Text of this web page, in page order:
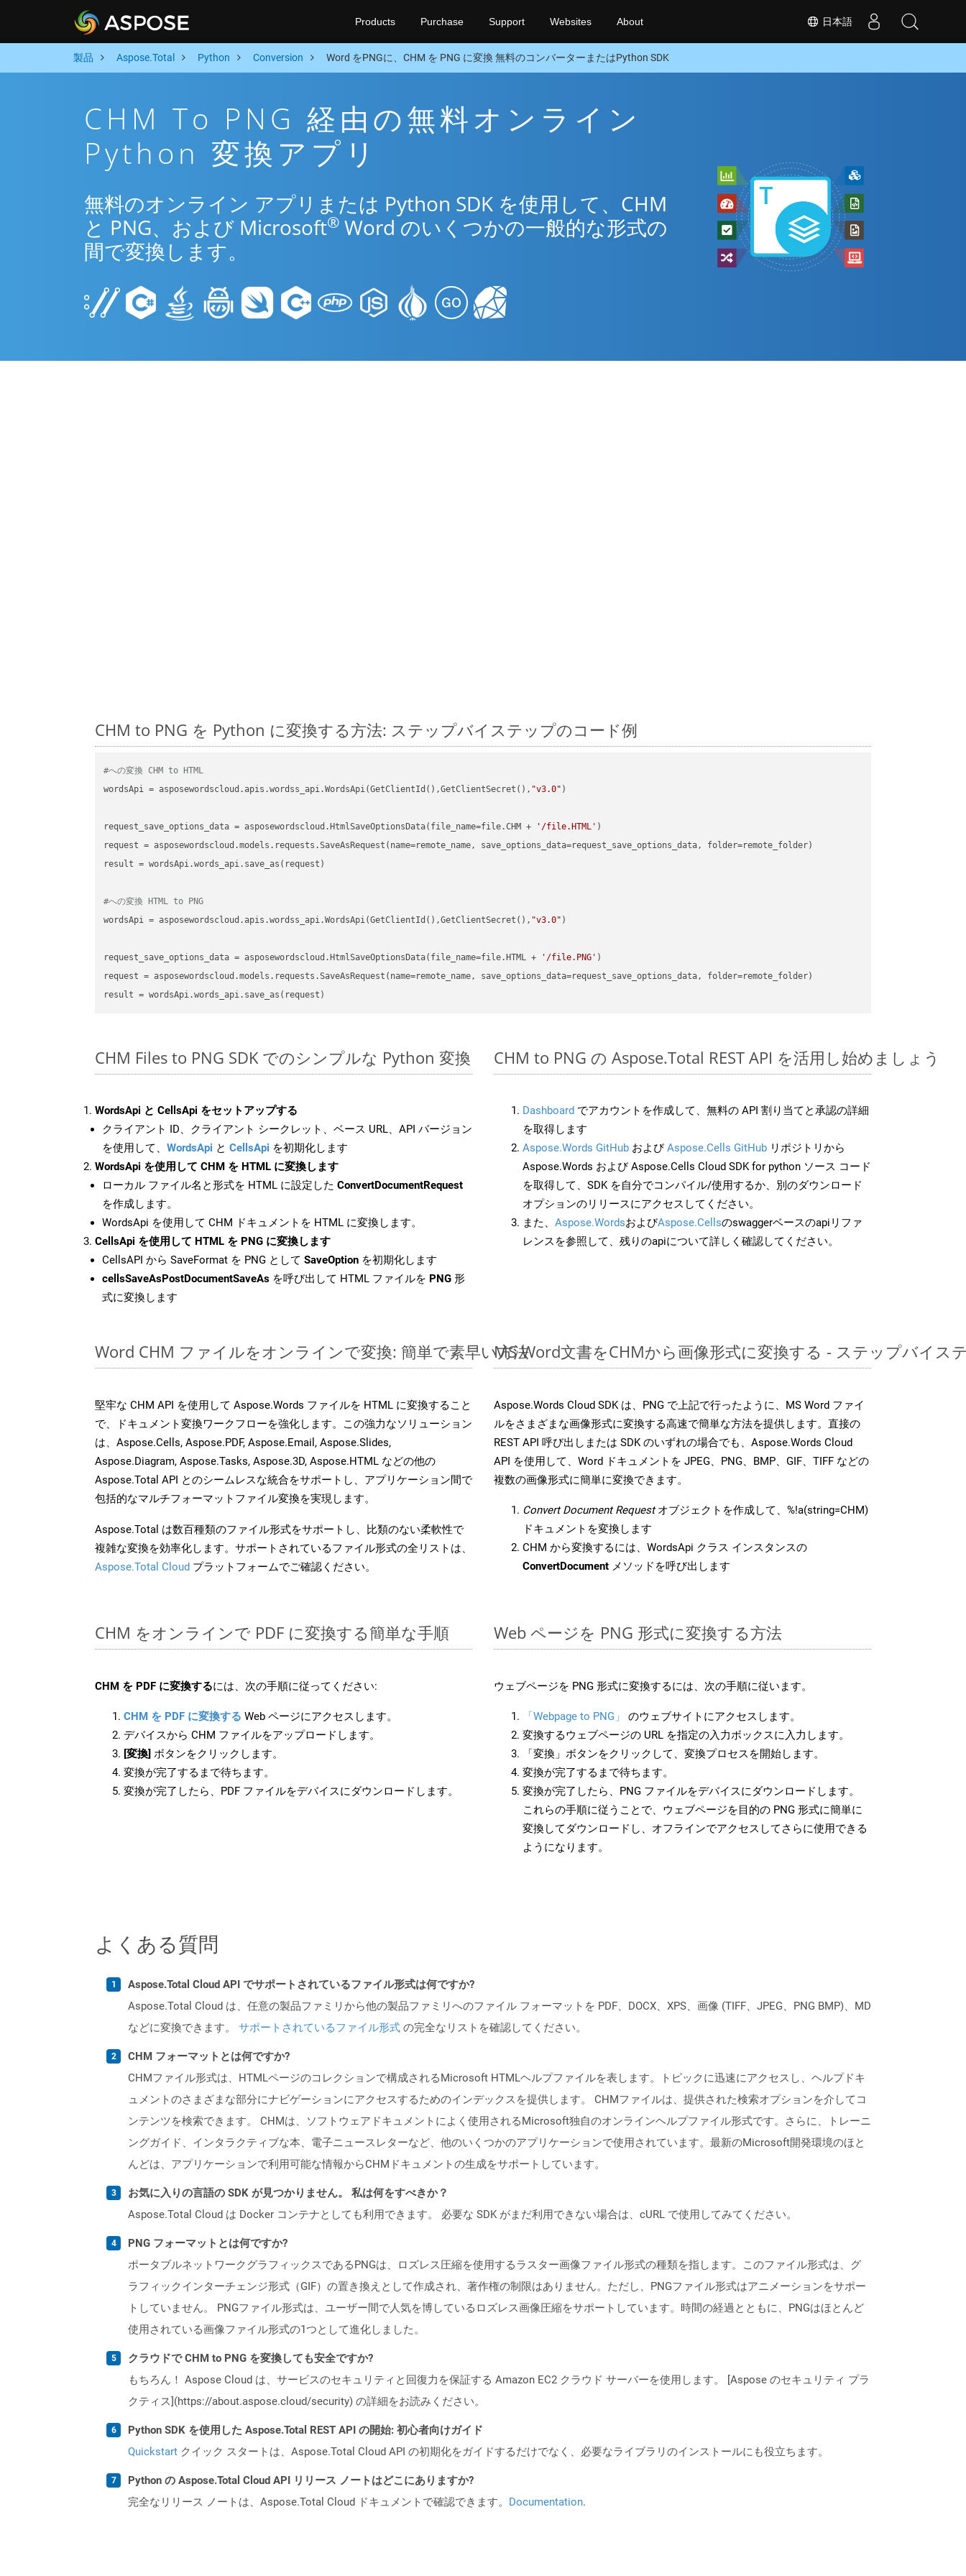
日本語
Products Purchase Support Websites About
製品 Aspose.Total Python Conversion Word をPNGに、CHM を PNG に変換 無料のコンバーターまたはPython SDK
CHM To PNG 経由の無料オンライン
Python 変換アプリ
無料のオンライン アプリまたは Python SDK を使用して、CHM
と PNG、および Microsoft® Word のいくつかの一般的な形式の
間で変換します。
CHM to PNG を Python に変換する方法: ステップバイステップのコード例
#への変換 CHM to HTML
wordsApi = asposewordscloud.apis.wordss_api.WordsApi(GetClientId(),GetClientSecret(), "v3.0" )
request_save_options_data = asposewordscloud.HtmlSaveOptionsData(file_name=file.CHM + '/file.HTML'
request
result = wordsApi.words_api.save_as(request)
#への変換 HTML to PNG
wordsApi = asposewordscloud.apis.wordss_api.WordsApi(GetClientId(),GetClientSecret(), "v3.0" )
request_save_options_data = asposewordscloud.HtmlSaveOptionsData(file_name=file.HTML + '/file.PNG'
request
result
CHM Files to PNG SDK でのシンプルな Python 変換
WordsApi と CellsApi をセットアップする
クライアント ID、クライアント シークレット、ベース URL、API バージョン
を使用して、 WordsApi と CellsApi を初期化します
WordsApi を使用して CHM を HTML に変換します
ローカル ファイル名と形式を HTML に設定した ConvertDocumentRequest
を作成します。
WordsApi を使用して CHM ドキュメントを HTML に変換します。
CellsApi を使用して HTML を PNG に変換します
CellsAPI から SaveFormat を PNG として SaveOption を初期化します
cellsSaveAsPostDocumentSaveAs を呼び出して HTML ファイルを PNG 形
式に変換します
CHM to PNG の Aspose.Total REST API を活用し始めましょう
Dashboard でアカウントを作成して、無料の API 割り当てと承認の詳細
を取得します
Aspose.Words GitHub およびAspose.Cells GitHub リポジトリから
Aspose.Words および Aspose.Cells Cloud SDK for python ソース コード
を取得して、SDK を自分でコンパイル/使用するか、別のダウンロード
オプションのリリースにアクセスしてください。
また、 Aspose.WordsおよびAspose.Cellsのswaggerベースのapiリファ
レンスを参照して、残りのapiについて詳しく確認してください。
Word CHM ファイルをオンラインで変換: 簡単で素早い方法
堅牢な CHM API を使用して Aspose.Words ファイルを HTML に変換すること
で、ドキュメント変換ワークフローを強化します。この強力なソリューション
は、Aspose.Cells, Aspose.PDF, Aspose.Email, Aspose.Slides,
Aspose.Diagram, Aspose.Tasks, Aspose.3D, Aspose.HTML などの他の
Aspose.Total API とのシームレスな統合をサポートし、アプリケーション間で
包括的なマルチフォーマットファイル変換を実現します。
Aspose.Total は数百種類のファイル形式をサポートし、比類のない柔軟性で
複雑な変換を効率化します。サポートされているファイル形式の全リストは、
Aspose.Total Cloud プラットフォームでご確認ください。
MS Word文書をCHMから画像形式に変換する - ステップバイス
Aspose.Words Cloud SDK は、PNG で上記で行ったように、MS Word ファイ
ルをさまざまな画像形式に変換する高速で簡単な方法を提供します。直接の
REST API 呼び出しまたは SDK のいずれの場合でも、Aspose.Words Cloud
API を使用して、Word ドキュメントを JPEG、PNG、BMP、GIF、TIFF などの
複数の画像形式に簡単に変換できます。
Convert Document Requestオブジェクトを作成して、%!a(string=CHM)
ドキュメントを変換します
CHM から変換するには、WordsApi クラス インスタンスの
ConvertDocument メソッドを呼び出します
CHM をオンラインで PDF に変換する簡単な手順
CHM を PDF に変換するには、次の手順に従ってください:
CHM を PDF に変換する Web ページにアクセスします。
デバイスから CHM ファイルをアップロードします。
[変換] ボタンをクリックします。
変換が完了するまで待ちます。
変換が完了したら、PDF ファイルをデバイスにダウンロードします。
Web ページを PNG 形式に変換する方法
ウェブページを PNG 形式に変換するには、次の手順に従います。
「Webpage to PNG」
のウェブサイトにアクセスします。
変換するウェブページの URL を指定の入力ボックスに入力します。
「変換」ボタンをクリックして、変換プロセスを開始します。
変換が完了するまで待ちます。
変換が完了したら、PNG ファイルをデバイスにダウンロードします。
これらの手順に従うことで、ウェブページを目的の PNG 形式に簡単に
変換してダウンロードし、オフラインでアクセスしてさらに使用できる
ようになります。
よくある質問
Aspose.Total Cloud API でサポートされているファイル形式は何ですか?
Aspose.Total Cloud は、任意の製品ファミリから他の製品ファミリへのファイル フォーマットを PDF、DOCX、XPS、画像 (TIFF、JPEG、PNG BMP)、MD
などに変換できます。 サポートされているファイル形式 の完全なリストを確認してください。
CHM フォーマットとは何ですか?
CHMファイル形式は、HTMLページのコレクションで構成されるMicrosoft HTMLヘルプファイルを表します。トピックに迅速にアクセスし、ヘルプドキ
ュメントのさまざまな部分にナビゲーションにアクセスするためのインデックスを提供します。 CHMファイルは、提供された検索オプションを介してコ
ンテンツを検索できます。 CHMは、ソフトウェアドキュメントによく使用されるMicrosoft独自のオンラインヘルプファイル形式です。さらに、トレーニ
ングガイド、インタラクティブな本、電子ニュースレターなど、他のいくつかのアプリケーションで使用されています。最新のMicrosoft開発環境のほと
んどは、アプリケーションで利用可能な情報からCHMドキュメントの生成をサポートしています。
お気に入りの言語の SDK が見つかりません。 私は何をすべきか？
Aspose.Total Cloud は Docker コンテナとしても利用できます。 必要な SDK がまだ利用できない場合は、cURL で使用してみてください。
PNG フォーマットとは何ですか?
ポータブルネットワークグラフィックスであるPNGは、ロズレス圧縮を使用するラスター画像ファイル形式の種類を指します。このファイル形式は、グ
ラフィックインターチェンジ形式（GIF）の置き換えとして作成され、著作権の制限はありません。ただし、PNGファイル形式はアニメーションをサポー
トしていません。 PNGファイル形式は、ユーザー間で人気を博しているロズレス画像圧縮をサポートしています。時間の経過とともに、PNGはほとんど
使用されている画像ファイル形式の1つとして進化しました。
クラウドで CHM to PNG を変換しても安全ですか?
もちろん！ Aspose Cloud は、サービスのセキュリティと回復力を保証する Amazon EC2 クラウド サーバーを使用します。 [Aspose のセキュリティ プラ
クティス](https://about.aspose.cloud/security) の詳細をお読みください。
Python SDK を使用した Aspose.Total REST API の開始: 初心者向けガイド
Quickstart クイック スタートは、Aspose.Total Cloud API の初期化をガイドするだけでなく、必要なライブラリのインストールにも役立ちます。
Python の Aspose.Total Cloud API リリース ノートはどこにありますか?
完全なリリース ノートは、Aspose.Total Cloud ドキュメントで確認できます。 Documentation.